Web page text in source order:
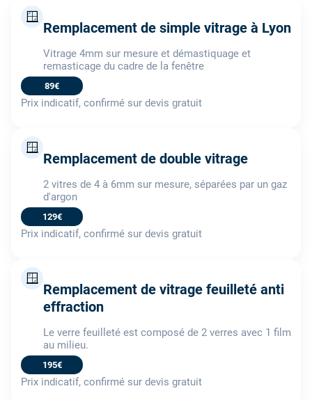
🪟
Remplacement de simple vitrage à Lyon
Vitrage 4mm sur mesure et démastiquage et
remasticage du cadre de la fenêtre
89€
Prix indicatif, confirmé sur devis gratuit
🪟
Remplacement de double vitrage
2 vitres de 4 à 6mm sur mesure, séparées par un gaz
d'argon
129€
Prix indicatif, confirmé sur devis gratuit
🪟
Remplacement de vitrage feuilleté anti
effraction
Le verre feuilleté est composé de 2 verres avec 1 film
au milieu.
195€
Prix indicatif, confirmé sur devis gratuit